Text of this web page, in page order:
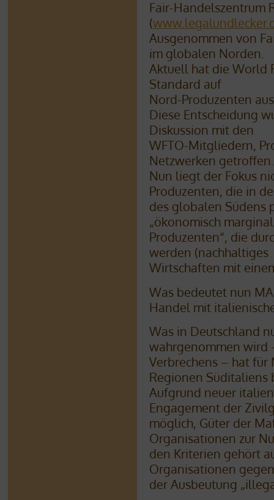
Fair-Handelszentrum
(
Ausgenommen von
im globalen Norden.
Aktuell hat die World
Standard auf
Nord-Produzenten
Diese Entscheidung
Diskussion mit den
WFTO-Mitgliedern,
Netzwerken getroffen.
Nun liegt der Fokus
Produzenten, die in
des globalen Südens
„ökonomisch
Produzenten“, die
werden (nachhaltiges
Wirtschaften mit
Was bedeutet nun
Handel mit
Was in Deutschland
wahrgenommen wird
Verbrechens – hat für
Regionen Süditaliens
Aufgrund neuer
Engagement der
möglich, Güter der
Organisationen zur
den Kriterien gehört
Organisationen
der Ausbeutung